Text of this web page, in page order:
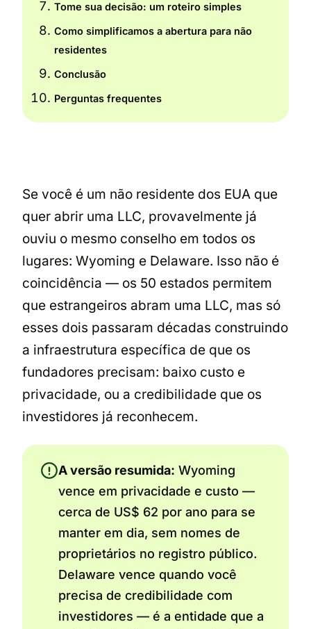
Tome sua decisão: um roteiro simples
Como simplificamos a abertura para não
residentes
Conclusão
Perguntas frequentes
Se você é um não residente dos EUA que
quer abrir uma LLC, provavelmente já
ouviu o mesmo conselho em todos os
lugares: Wyoming e Delaware. Isso não é
coincidência — os 50 estados permitem
que estrangeiros abram uma LLC, mas só
esses dois passaram décadas construindo
a infraestrutura específica de que os
fundadores precisam: baixo custo e
privacidade, ou a credibilidade que os
investidores já reconhecem.
A versão resumida: Wyoming
vence em privacidade e custo —
cerca de US$ 62 por ano para se
manter em dia, sem nomes de
proprietários no registro público.
Delaware vence quando você
precisa de credibilidade com
investidores — é a entidade que a